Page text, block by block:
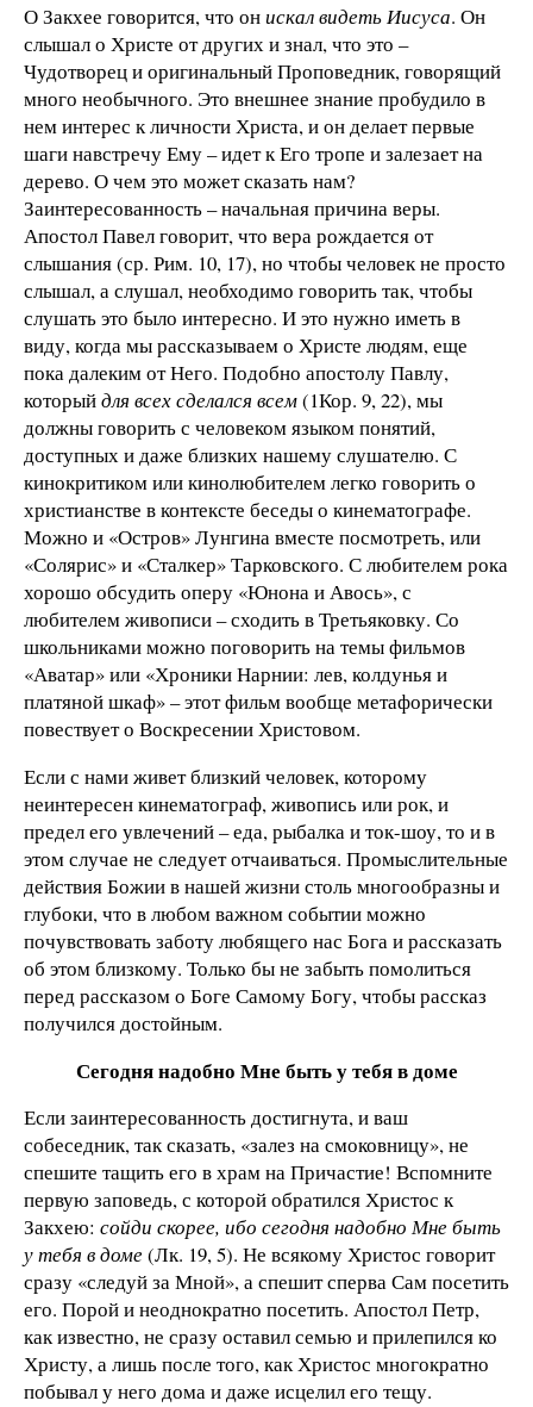
О Закхее говорится, что онискал видеть Иисуса. Он
слышал о Христе от других и знал, что это –
Чудотворец и оригинальный Проповедник, говорящий
много необычного. Это внешнее знание пробудило в
нем интерес к личности Христа, и он делает первые
шаги навстречу Ему – идет к Его тропе и залезает на
дерево. О чем это может сказать нам?
Заинтересованность – начальная причина веры.
Апостол Павел говорит, что вера рождается от
слышания (ср. Рим. 10, 17), но чтобы человек не просто
слышал, а слушал, необходимо говорить так, чтобы
слушать это было интересно. И это нужно иметь в
виду, когда мы рассказываем о Христе людям, еще
пока далеким от Него. Подобно апостолу Павлу,
которыйдля всех сделался всем(1Кор. 9, 22), мы
должны говорить с человеком языком понятий,
доступных и даже близких нашему слушателю. С
кинокритиком или кинолюбителем легко говорить о
христианстве в контексте беседы о кинематографе.
Можно и «Остров» Лунгина вместе посмотреть, или
«Солярис» и «Сталкер» Тарковского. С любителем рока
хорошо обсудить оперу «Юнона и Авось», с
любителем живописи – сходить в Третьяковку. Со
школьниками можно поговорить на темы фильмов
«Аватар» или «Хроники Нарнии: лев, колдунья и
платяной шкаф» – этот фильм вообще метафорически
повествует о Воскресении Христовом.
Если с нами живет близкий человек, которому
неинтересен кинематограф, живопись или рок, и
предел его увлечений – еда, рыбалка и ток-шоу, то и в
этом случае не следует отчаиваться. Промыслительные
действия Божии в нашей жизни столь многообразны и
глубоки, что в любом важном событии можно
почувствовать заботу любящего нас Бога и рассказать
об этом близкому. Только бы не забыть помолиться
перед рассказом о Боге Самому Богу, чтобы рассказ
получился достойным.
Сегодня надобно Мне быть у тебя в доме
Если заинтересованность достигнута, и ваш
собеседник, так сказать, «залез на смоковницу», не
спешите тащить его в храм на Причастие! Вспомните
первую заповедь, с которой обратился Христос к
Закхею: сойди скорее, ибо сегодня надобно Мне быть
у тебя в доме(Лк. 19, 5). Не всякому Христос говорит
сразу «следуй за Мной», а спешит сперва Сам посетить
его. Порой и неоднократно посетить. Апостол Петр,
как известно, не сразу оставил семью и прилепился ко
Христу, а лишь после того, как Христос многократно
побывал у него дома и даже исцелил его тещу.